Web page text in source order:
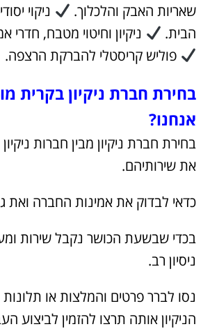
שאריות האבק והלכלוך.
ניקוי
הבית.
ניקיון וחיטוי מטבח, חדרי
פוליש קריסטלי להברקת הרצפה.
בחירת חברת ניקיון בקרית
אנחנו?
בחירת חברת ניקיון מבין חברות
את שירותיהם.
כדאי לבדוק את אמינות החברה ואת
בכדי שבשעת הכושר נקבל שירות
ניסיון רב.
נסו לברר פרטים והמלצות או
הניקיון אותה תרצו להזמין לביצוע